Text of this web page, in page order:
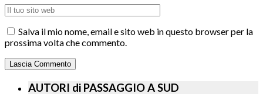
Salva il mio nome, email e sito web in questo browser per la
prossima volta che commento.
AUTORI di PASSAGGIO A SUD